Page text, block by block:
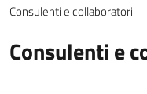
Consulenti e collaboratori
Consulenti e